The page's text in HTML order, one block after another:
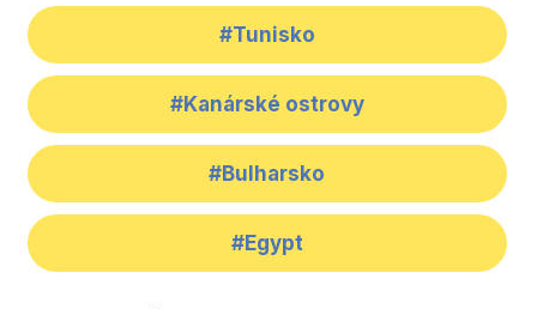
#Tunisko
#Kanárské ostrovy
#Bulharsko
#Egypt